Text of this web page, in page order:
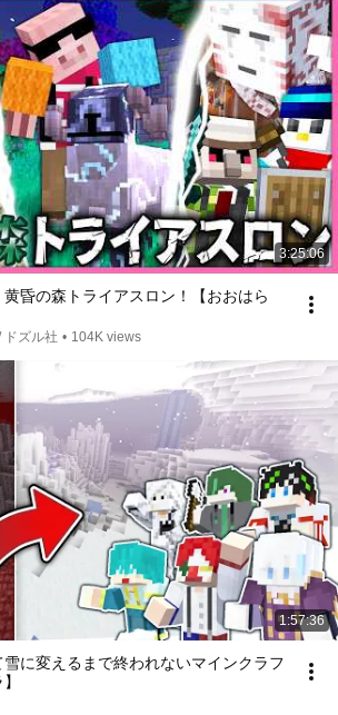
3:25:06
黄昏の森トライアスロン！【おおはら
ドズル社 • 104K views
1:57:36
雪に変えるまで終われないマインクラフ